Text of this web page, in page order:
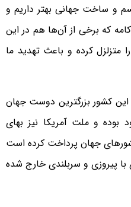
و ساخت جهانی بهتر داریم و
که برخی از آن‌ها هم در این
کرده و باعث تهدید ما
این کشور بزرگترین دوست جهان
و ملت آمریکا نیز بهای
جهان پرداخت کرده است
پیروزی و سربلندی خارج شده